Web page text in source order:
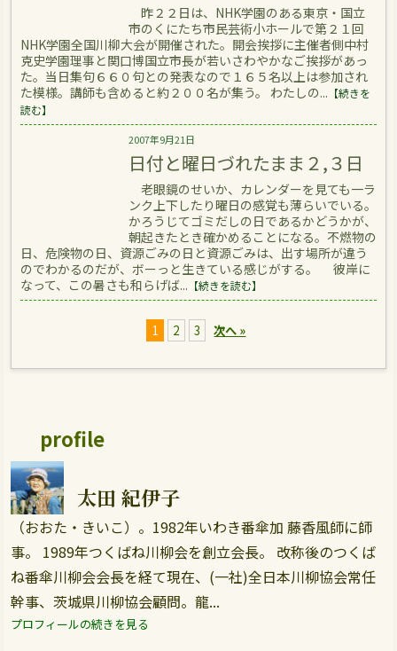
昨２２日は、NHK学園のある東京・国立
市のくにたち市民芸術小ホールで第２１回
NHK学園全国川柳大会が開催された。開会挨拶に主催者側中村
克史学園理事と関口博国立市長が若いさわやかなご挨拶があっ
た。当日集句６６０句との発表なので１６５名以上は参加され
た模様。講師も含めると約２００名が集う。 わたしの... 【続きを
読む】
2007年9月21日
日付と曜日づれたまま２,３日
老眼鏡のせいか、カレンダーを見ても一ラ
ンク上下したり曜日の感覚も薄らいでいる。
かろうじてゴミだしの日であるかどうかが、
朝起きたとき確かめることになる。不燃物の
日、危険物の日、資源ごみの日と資源ごみは、出す場所が違う
のでわかるのだが、ボーっと生きている感じがする。 彼岸に
なって、この暑さも和らげば... 【続きを読む】
1 2 3 次へ »
profile
太田 紀伊子
（おおた・きいこ）。1982年いわき番傘加 藤香風師に師
事。 1989年つくばね川柳会を創立会長。 改称後のつくば
ね番傘川柳会会長を経て現在、(一社)全日本川柳協会常任
幹事、茨城県川柳協会顧問。龍...
プロフィールの続きを見る